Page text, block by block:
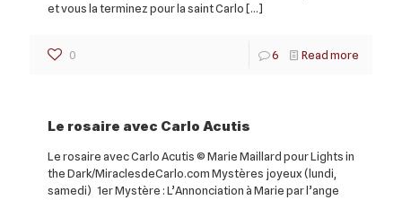
et vous la terminez pour la saint Carlo[…]
0 6 Read more
Le rosaire avec Carlo Acutis
Le rosaire avec Carlo Acutis © Marie Maillard pour Lights in
the Dark/MiraclesdeCarlo.com Mystères joyeux (lundi,
samedi) 1er Mystère : L’Annonciation à Marie par l’ange